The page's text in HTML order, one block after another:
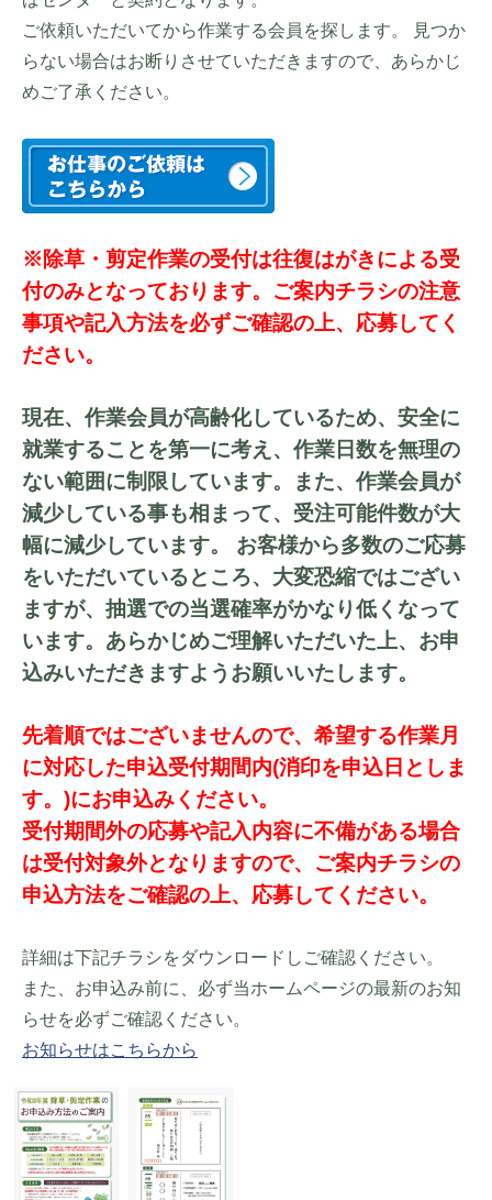
ご依頼いただいてから作業する会員を探します。 見つか
らない場合はお断りさせていただきますので、あらかじ
めご了承ください。
※除草・剪定作業の受付は往復はがきによる受
付のみとなっております。ご案内チラシの注意
事項や記入方法を必ずご確認の上、応募してく
ださい。
現在、作業会員が高齢化しているため、安全に
就業することを第一に考え、作業日数を無理の
ない範囲に制限しています。また、作業会員が
減少している事も相まって、受注可能件数が大
幅に減少しています。 お客様から多数のご応募
をいただいているところ、大変恐縮ではござい
ますが、抽選での当選確率がかなり低くなって
います。あらかじめご理解いただいた上、お申
込みいただきますようお願いいたします。
先着順ではございませんので、希望する作業月
に対応した申込受付期間内(消印を申込日としま
す。)にお申込みください。
受付期間外の応募や記入内容に不備がある場合
は受付対象外となりますので、ご案内チラシの
申込方法をご確認の上、応募してください。
詳細は下記チラシをダウンロードしご確認ください。
また、お申込み前に、必ず当ホームページの最新のお知
らせを必ずご確認ください。
お知らせはこちらから